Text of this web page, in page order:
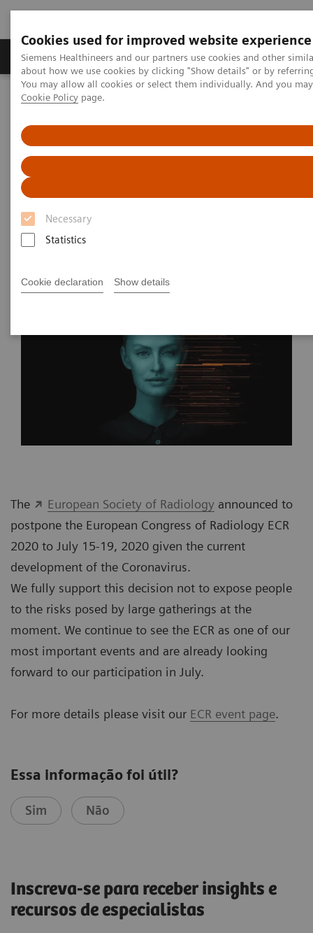
Cookies used for improved website experience
Siemens Healthineers and our partners use cookies and other
about how we use cookies by clicking "Show details" or by
You may allow all cookies or select them individually. And you
Cookie Policy page.
Necessary
Statistics
Cookie declaration Show details
Produtos e serviços Especialidades Clínicas e
Siemens Healthineers Brasil
Coronavirus - Postponement
ECR 2020
The European Society of Radiologyannounced to
postpone the European Congress of Radiology ECR
2020 to July 15-19, 2020 given the current
development of the Coronavirus.
We fully support this decision not to expose people
to the risks posed by large gatherings at the
moment. We continue to see the ECR as one of our
most important events and are already looking
forward to our participation in July.
For more details please visit our ECR event page.
Essa informação foi útil?
Sim Não
Inscreva-se para receber insights e
recursos de especialistas